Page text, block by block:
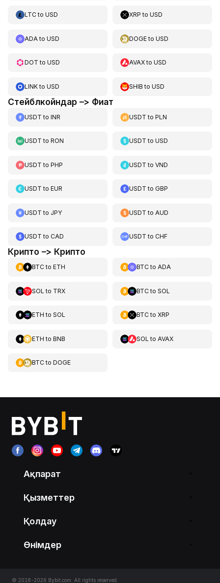
LTCto USD XRP toUSD
ADA to USD DOGEtoUSD
DOT to USD AVAXtoUSD
LINKto USD SHIB toUSD
Стейблкойндар –> Фиат
USDT to INR USDT toPLN
USDT to RON USDT toUSD
USDT to PHP USDT toVND
USDT to EUR USDT toGBP
USDT to JPY USDT to AUD
USDT to CAD USDT toCHF
Крипто –> Крипто
BTCto ETH BTCto ADA
SOL to TRX BTCto SOL
ETH to SOL BTCto XRP
ETH to BNB SOL to AVAX
BTCto DOGE
Ақпарат
Қызметтер
Қолдау
Өнімдер
© 2018-2026 Bybit.com. All rights reserved.